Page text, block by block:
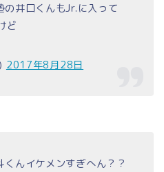
井口くんもJr.に入って
ど
2017年8月28日
んイケメンすぎへん？？